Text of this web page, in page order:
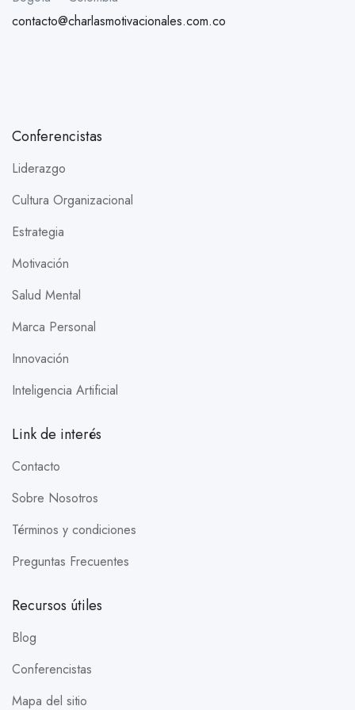
contacto@charlasmotivacionales.com.co
Conferencistas
Liderazgo
Cultura Organizacional
Estrategia
Motivación
Salud Mental
Marca Personal
Innovación
Inteligencia Artificial
Link de interés
Contacto
Sobre Nosotros
Términos y condiciones
Preguntas Frecuentes
Recursos útiles
Blog
Conferencistas
Mapa del sitio